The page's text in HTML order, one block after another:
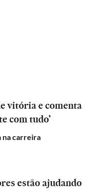
vitória e comenta
com tudo’
na carreira
estão ajudando